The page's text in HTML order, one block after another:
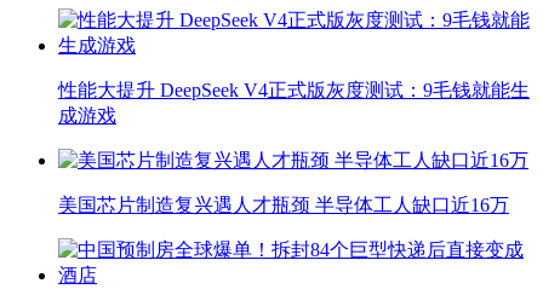
性能大提升 DeepSeek V4正式版灰度测试：9毛钱就能生
成游戏
美国芯片制造复兴遇人才瓶颈 半导体工人缺口近16万